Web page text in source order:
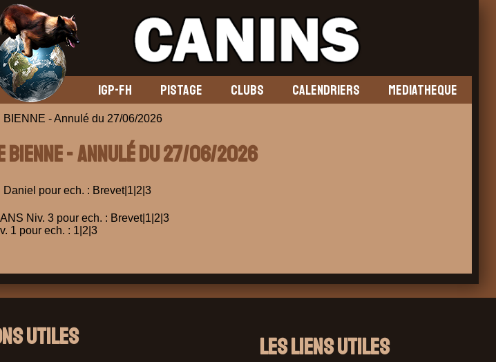
IGP-FH PISTAGE CLUBS CALENDRIERS MEDIATHEQUE
- Annulé du 27/06/2026
BIENNE - Annulé du 27/06/2026
pour ech. : Brevet|1|2|3
Niv. 3 pour ech. : Brevet|1|2|3
1 pour ech. : 1|2|3
Utiles Les liens utiles